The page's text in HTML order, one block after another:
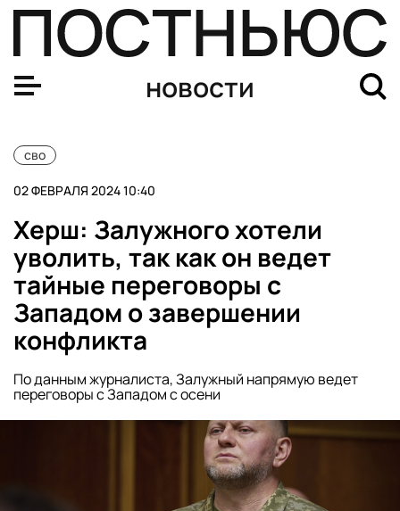
новости
сво
02 ФЕВРАЛЯ 2024 10:40
Херш: Залужного хотели
уволить, так как он ведет
тайные переговоры с
Западом о завершении
конфликта
По данным журналиста, Залужный напрямую ведет
переговоры с Западом с осени
Путин: Ил-76 был сбит под Белгородом американской